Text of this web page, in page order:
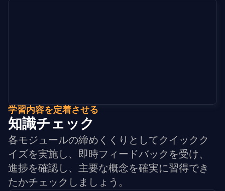
学習内容を定着させる
知識チェック
各モジュールの締めくくりとしてクイックク
イズを実施し、即時フィードバックを受け、
進捗を確認し、主要な概念を確実に習得でき
たかチェックしましょう。